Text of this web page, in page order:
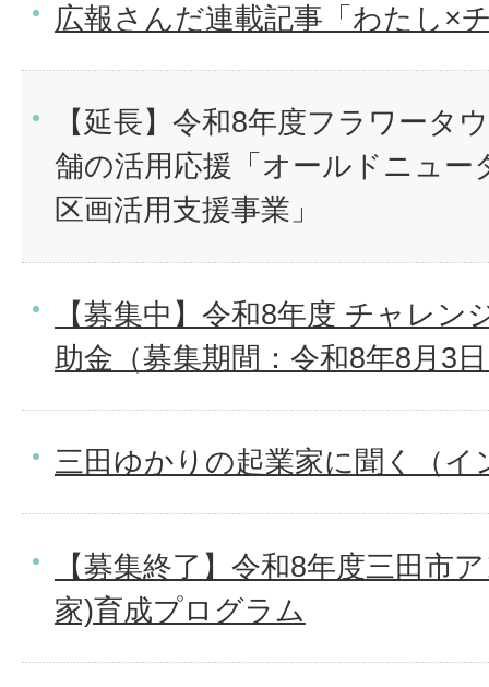
広報さんだ連載記事「わたし×
【延長】令和8年度フラワータ
舗の活用応援「オールドニュー
区画活用支援事業」
【募集中】令和8年度 チャレン
助金（募集期間：令和8年8月3
三田ゆかりの起業家に聞く（イ
【募集終了】令和8年度三田市
家)育成プログラム